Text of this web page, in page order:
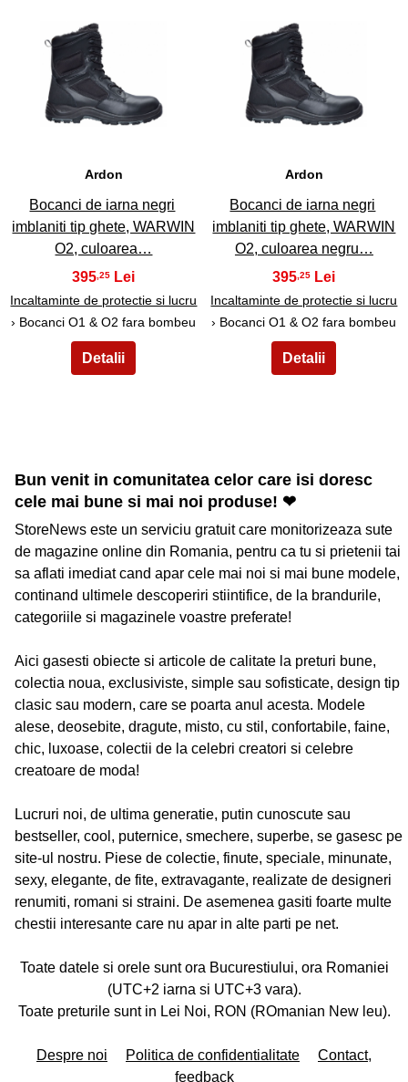
49
Ardon
Bocanci de iarna negri
imblaniti tip ghete, WARWIN
O2, culoarea…
395 ,25
Incaltaminte de protectie si lucru
› Bocanci O1 & O2 fara bombeu
50
Ardon
Bocanci de iarna negri
imblaniti tip ghete, WARWIN
O2, culoarea negru…
395 ,25
Incaltaminte de protectie si lucru
› Bocanci O1 & O2 fara bombeu
Bun venit in comunitatea celor care isi doresc
cele mai bune si mai noi produse! ❤
StoreNews este un serviciu gratuit care monitorizeaza sute
de magazine online din Romania, pentru ca tu si prietenii tai
sa aflati imediat cand apar cele mai noi si mai bune modele,
continand ultimele descoperiri stiintifice, de la brandurile,
categoriile si magazinele voastre preferate!
Aici gasesti obiecte si articole de calitate la preturi bune,
colectia noua, exclusiviste, simple sau sofisticate, design tip
clasic sau modern, care se poarta anul acesta. Modele
alese, deosebite, dragute, misto, cu stil, confortabile, faine,
chic, luxoase, colectii de la celebri creatori si celebre
creatoare de moda!
Lucruri noi, de ultima generatie, putin cunoscute sau
bestseller, cool, puternice, smechere, superbe, se gasesc pe
site-ul nostru. Piese de colectie, finute, speciale, minunate,
sexy, elegante, de fite, extravagante, realizate de designeri
renumiti, romani si straini. De asemenea gasiti foarte multe
chestii interesante care nu apar in alte parti pe net.
Toate datele si orele sunt ora Bucurestiului, ora Romaniei
(UTC+2 iarna si UTC+3 vara).
Toate preturile sunt in Lei Noi, RON (ROmanian New leu).
Despre noi Politica de confidentialitate
Contact,
feedback